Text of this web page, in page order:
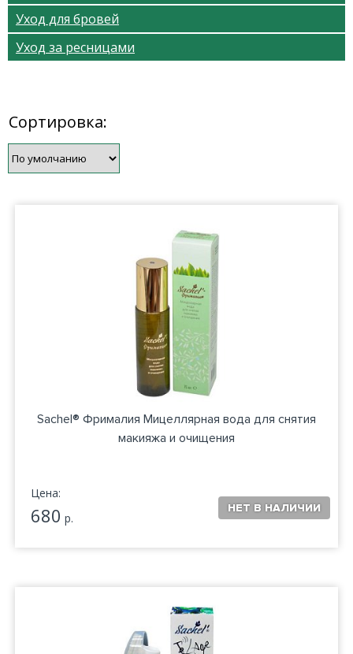
Уход для бровей
Уход за ресницами
Сортировка:
Sachel® Фрималия Мицеллярная вода для снятия
макияжа и очищения
Цена:
680 р.